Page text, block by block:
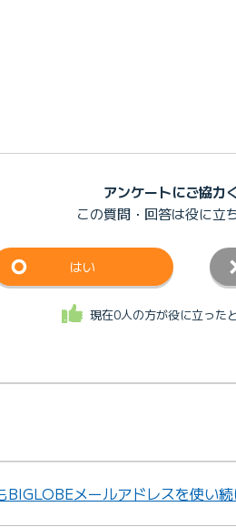
アンケートにご協力
この質問・回答は役に立
はい
現在0人の方が役に立った
BIGLOBEメールアドレスを使い